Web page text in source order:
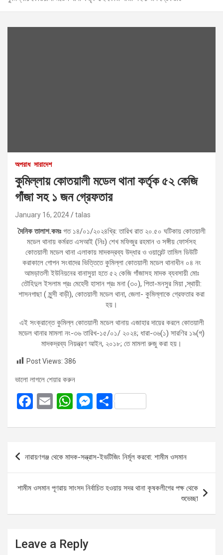
অপরাধ সারাদেশ
কুমিল্লায় কোতয়ালী মডেল থানা কর্তৃক ৫২ কেজি
গাঁজা সহ ১ জন গ্রেফতার
January 16, 2024 talas
দৈনিক তালাশ.কমঃ গত ১৪/০১/২০২৪খ্রি: তারিখ রাত ২০.৫০ ঘটিকায় কোতয়ালী
মডেল থানায় কর্মরত এসআই (নিঃ) শেখ মফিজুর রহমান ও সঙ্গীয় ফোর্সসহ
কোতয়ালী মডেল থানা এলাকায় মাদকদ্রব্য উদ্ধার ও ওয়ারেন্ট তামিল ডিউটি
করাকালে গোপন সংবাদের ভিত্তিতে কুমিল্লা কোতয়ালী মডেল থানাধীন ০৪ নং
আমড়াতলী ইউনিয়নের বানাসুয়া হতে ৫২ কেজি গাঁজাসহ মাদক ব্যবসায়ী মোঃ
তৌহিদুল ইসলাম প্রঃ মেহেদী হাসান প্রঃ মনা (৩০), পিতা-মনসুর মিয়া ,স্থায়ী:
শাসনগাছা ( মুন্সী বাড়ী), কোতয়ালী মডেল থানা, জেলা- কুমিল্লাকে গ্রেফতার করা
হয়।
এই সংক্রান্তে কুমিল্ল কোতয়ালী মডেল থানায় এজাহার দায়ের করলে কোতয়ালী
মডেল থানার মামলা নং-৩৬ তারিখ-১৫/০১/ ২০২৪; ধারা-৩৬(১) সারণির ১৯(গ)
মাদকদ্রব্য নিয়ন্ত্রণ আইন, ২০১৮; তে মামলা রুজু করা হয়।
Post Views: 386
ভালো লাগলে শেয়ার করুন
F
ce
o
o
k
E
ail
W
at
A
p
p
M
se
n
g
er
S
ar
e
Post
নারায়ণগঞ্জ থেকে মাদক-সন্ত্রাস-ইভটিজিং নির্মূল করবো: শামীম ওসমান
শামীম ওসমান পূণরায় সাংসদ নির্বাচিত হওয়ায় সদর থানা কৃষকলীগের পক্ষ থেকে
শুভেচ্ছা
Leave a Reply